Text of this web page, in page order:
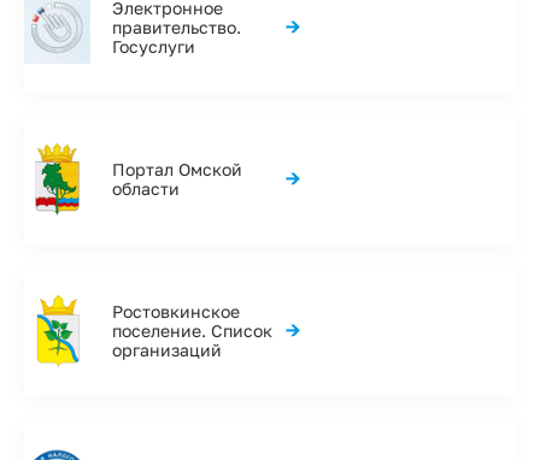
Электронное
правительство.
Госуслуги
→
Портал Омской
области
→
Ростовкинское
поселение. Список
организаций
→